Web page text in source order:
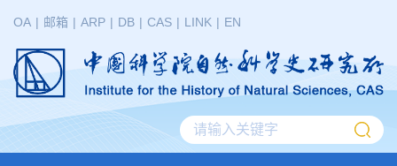
OA | 邮箱 | ARP | DB | CAS | LINK | EN